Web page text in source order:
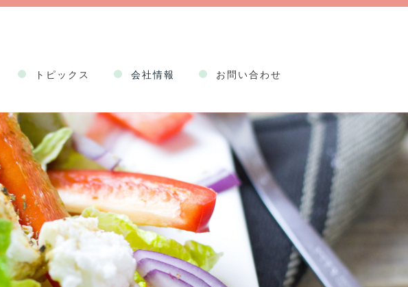
トピックス 会社情報
健康経営
事業情報
採用情報
約款
Web申込規程
お問い合わせ